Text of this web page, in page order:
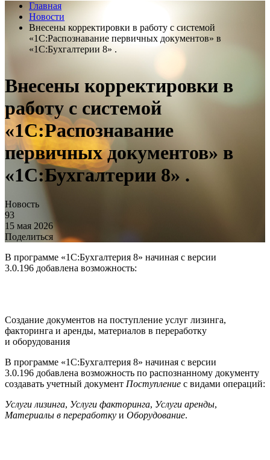
Главная
Новости
Внесены корректировки в работу с системой
«1С:Распознавание первичных документов» в
«1С:Бухгалтерии 8» .
Внесены корректировки в
работу с системой
«1С:Распознавание
первичных документов» в
«1С:Бухгалтерии 8» .
Новость
93
15 мая 2026
Поделиться
В программе «1С:Бухгалтерия 8» начиная с версии
3.0.196 добавлена возможность:
Создание документов на поступление услуг лизинга,
факторинга и аренды, материалов в переработку
и оборудования
В программе «1С:Бухгалтерия 8» начиная с версии
3.0.196 добавлена возможность по распознанному документу
создавать учетный документ Поступление с видами операций:
Услуги лизинга, Услуги факторинга, Услуги аренды,
Материалы в переработку и Оборудование.